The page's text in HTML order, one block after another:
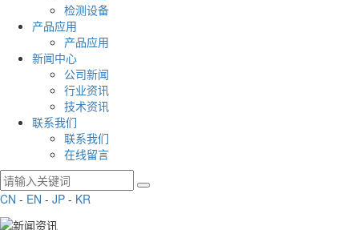
检测设备
产品应用
产品应用
新闻中心
公司新闻
行业资讯
技术资讯
联系我们
联系我们
在线留言
CN - EN - JP - KR